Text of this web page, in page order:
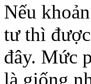
Nếu
tư thì
đây. Mức
là giống